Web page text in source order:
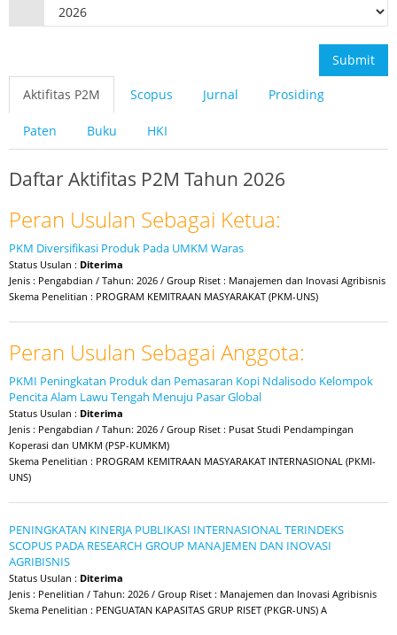
Submit
Aktifitas P2M Scopus Jurnal Prosiding
Paten Buku HKI
Daftar Aktifitas P2M Tahun 2026
Peran Usulan Sebagai Ketua:
PKM Diversifikasi Produk Pada UMKM Waras
Status Usulan : Diterima
Jenis : Pengabdian / Tahun: 2026 / Group Riset : Manajemen dan Inovasi Agribisnis
Skema Penelitian : PROGRAM KEMITRAAN MASYARAKAT (PKM-UNS)
Peran Usulan Sebagai Anggota:
PKMI Peningkatan Produk dan Pemasaran Kopi Ndalisodo Kelompok
Pencita Alam Lawu Tengah Menuju Pasar Global
Status Usulan : Diterima
Jenis : Pengabdian / Tahun: 2026 / Group Riset : Pusat Studi Pendampingan
Koperasi dan UMKM (PSP-KUMKM)
Skema Penelitian : PROGRAM KEMITRAAN MASYARAKAT INTERNASIONAL (PKMI-
UNS)
PENINGKATAN KINERJA PUBLIKASI INTERNASIONAL TERINDEKS
SCOPUS PADA RESEARCH GROUP MANAJEMEN DAN INOVASI
AGRIBISNIS
Status Usulan : Diterima
Jenis : Penelitian / Tahun: 2026 / Group Riset : Manajemen dan Inovasi Agribisnis
Skema Penelitian : PENGUATAN KAPASITAS GRUP RISET (PKGR-UNS) A